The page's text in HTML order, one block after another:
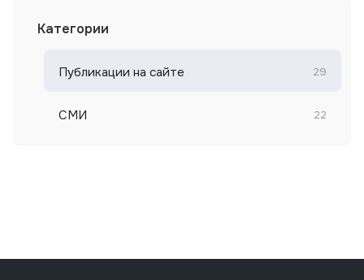
Категории
Публикации на сайте 29
СМИ 22